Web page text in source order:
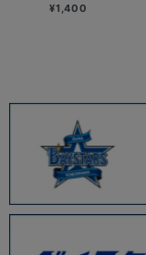
¥1,400